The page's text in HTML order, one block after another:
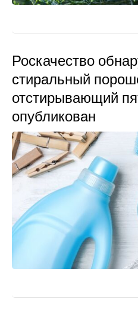
Роскачество
стиральный
отстирывающий
опубликован